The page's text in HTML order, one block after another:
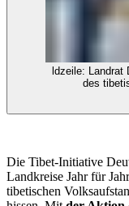
ldzeile: Landrat Dr. Peter Enders (rechts) und Hausmeister Rainer Scherm mit der Tibet-Flagge, die zum Jahrestag
des
Die Tibet-Initiative
Landkreise Jahr für
tibetischen